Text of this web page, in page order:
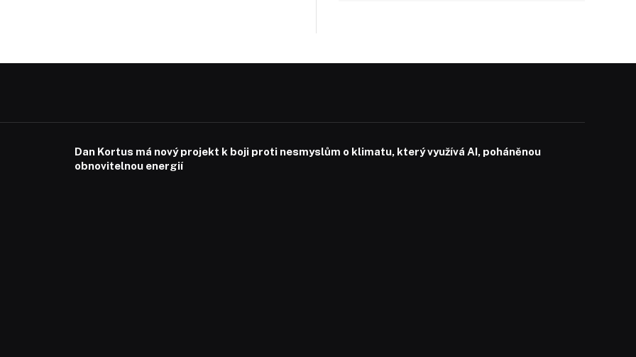
Dan Kortus má nový projekt k boji proti nesmyslům o klimatu, který využívá AI, poháněnou
obnovitelnou energií